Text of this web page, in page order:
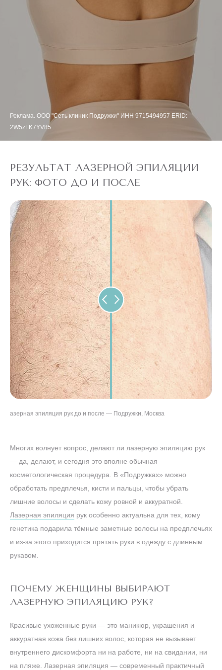
Реклама. ООО "Сеть клиник Подружки" ИНН 9715494957 ERID:
2W5zFK7YV85
РЕЗУЛЬТАТ ЛАЗЕРНОЙ ЭПИЛЯЦИИ
РУК: ФОТО ДО И ПОСЛЕ
азерная эпиляция рук до и после — Подружки, Москва
Многих волнует вопрос, делают ли лазерную эпиляцию рук
— да, делают, и сегодня это вполне обычная
косметологическая процедура. В «Подружках» можно
обработать предплечья, кисти и пальцы, чтобы убрать
лишние волосы и сделать кожу ровной и аккуратной.
Лазерная эпиляция рук особенно актуальна для тех, кому
генетика подарила тёмные заметные волосы на предплечьях
и из‑за этого приходится прятать руки в одежду с длинным
рукавом.
ПОЧЕМУ ЖЕНЩИНЫ ВЫБИРАЮТ
ЛАЗЕРНУЮ ЭПИЛЯЦИЮ РУК?
Красивые ухоженные руки — это маникюр, украшения и
аккуратная кожа без лишних волос, которая не вызывает
внутреннего дискомфорта ни на работе, ни на свидании, ни
на пляже. Лазерная эпиляция — современный практичный